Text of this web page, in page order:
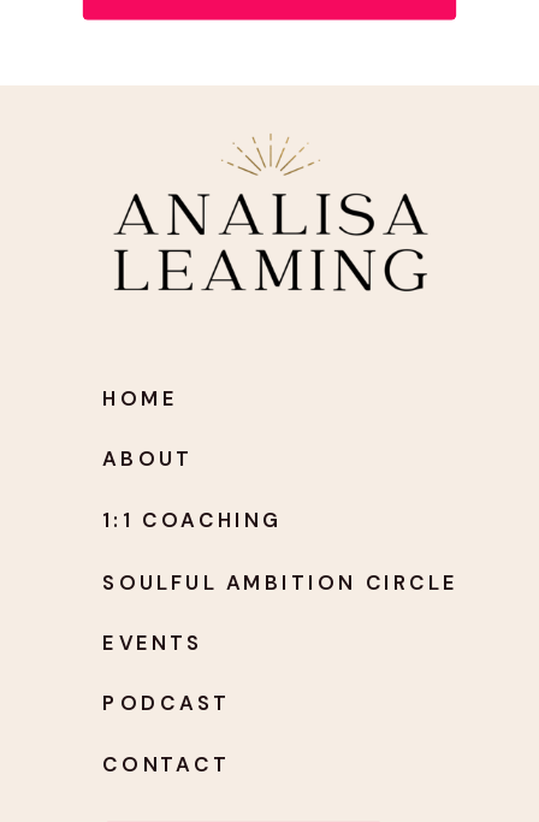
1:1 COACHING
ABOUT
PODCAST
EVENTS
HOME
SOULFUL AMBITION CIRCLE
CONTACT